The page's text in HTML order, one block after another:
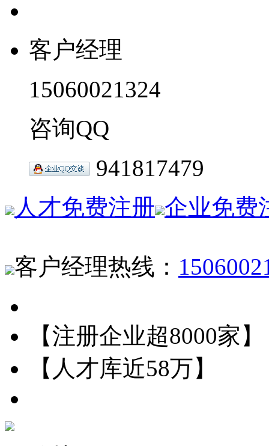
客户经理
15060021324
咨询QQ
941817479
人才免费注册 企业免费
客户经理热线：
【注册企业超8000家】
【人才库近58万】